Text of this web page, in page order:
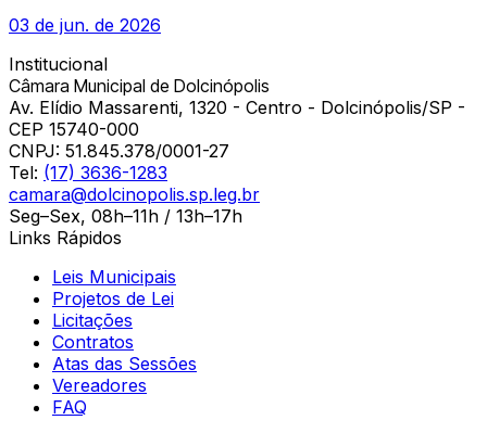
03 de jun. de 2026
Institucional
Câmara Municipal de Dolcinópolis
Av. Elídio Massarenti, 1320 - Centro - Dolcinópolis/SP -
CEP 15740-000
CNPJ: 51.845.378/0001-27
Tel: (17) 3636-1283
camara@dolcinopolis.sp.leg.br
Seg–Sex, 08h–11h / 13h–17h
Links Rápidos
Leis Municipais
Projetos de Lei
Licitações
Contratos
Atas das Sessões
Vereadores
FAQ